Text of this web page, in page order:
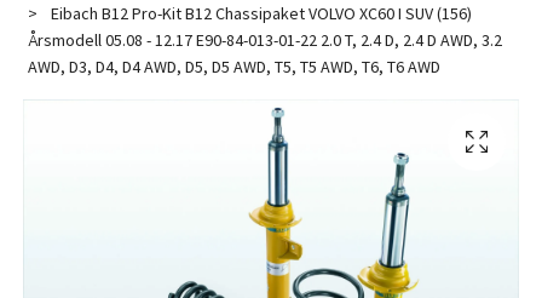
Eibach B12 Pro-Kit B12 Chassipaket VOLVO XC60 I SUV (156)
Årsmodell 05.08 - 12.17 E90-84-013-01-22 2.0 T, 2.4 D, 2.4 D AWD, 3.2
AWD, D3, D4, D4 AWD, D5, D5 AWD, T5, T5 AWD, T6, T6 AWD